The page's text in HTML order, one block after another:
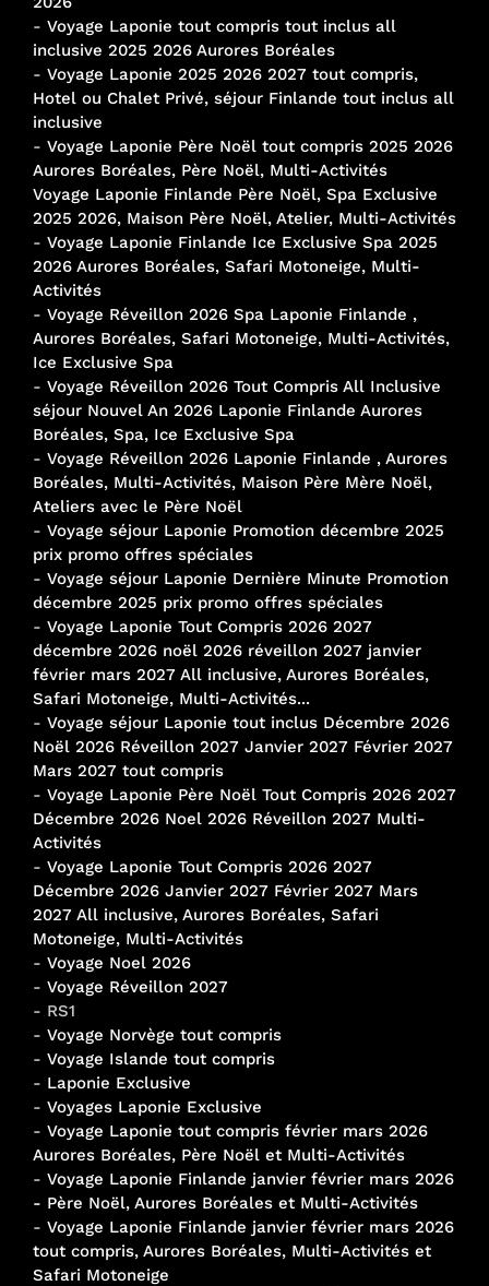
- Voyage Laponie tout compris tout inclus all
inclusive 2025 2026 Aurores Boréales
- Voyage Laponie 2025 2026 2027 tout compris,
Hotel ou Chalet Privé, séjour Finlande tout inclus all
inclusive
- Voyage Laponie Père Noël tout compris 2025 2026
Aurores Boréales, Père Noël, Multi-Activités
Voyage Laponie Finlande Père Noël, Spa Exclusive
2025 2026, Maison Père Noël, Atelier, Multi-Activités
- Voyage Laponie Finlande Ice Exclusive Spa 2025
2026 Aurores Boréales, Safari Motoneige, Multi-
Activités
- Voyage Réveillon 2026 Spa Laponie Finlande ,
Aurores Boréales, Safari Motoneige, Multi-Activités,
Ice Exclusive Spa
- Voyage Réveillon 2026 Tout Compris All Inclusive
séjour Nouvel An 2026 Laponie Finlande Aurores
Boréales, Spa, Ice Exclusive Spa
- Voyage Réveillon 2026 Laponie Finlande , Aurores
Boréales, Multi-Activités, Maison Père Mère Noël,
Ateliers avec le Père Noël
- Voyage séjour Laponie Promotion décembre 2025
prix promo offres spéciales
- Voyage séjour Laponie Dernière Minute Promotion
décembre 2025 prix promo offres spéciales
- Voyage Laponie Tout Compris 2026 2027
décembre 2026 noël 2026 réveillon 2027 janvier
février mars 2027 All inclusive, Aurores Boréales,
Safari Motoneige, Multi-Activités...
- Voyage séjour Laponie tout inclus Décembre 2026
Noël 2026 Réveillon 2027 Janvier 2027 Février 2027
Mars 2027 tout compris
- Voyage Laponie Père Noël Tout Compris 2026 2027
Décembre 2026 Noel 2026 Réveillon 2027 Multi-
Activités
- Voyage Laponie Tout Compris 2026 2027
Décembre 2026 Janvier 2027 Février 2027 Mars
2027 All inclusive, Aurores Boréales, Safari
Motoneige, Multi-Activités
- Voyage Noel 2026
- Voyage Réveillon 2027
- RS1
- Voyage Norvège tout compris
- Voyage Islande tout compris
- Laponie Exclusive
- Voyages Laponie Exclusive
- Voyage Laponie tout compris février mars 2026
Aurores Boréales, Père Noël et Multi-Activités
- Voyage Laponie Finlande janvier février mars 2026
- Père Noël, Aurores Boréales et Multi-Activités
- Voyage Laponie Finlande janvier février mars 2026
tout compris, Aurores Boréales, Multi-Activités et
Safari Motoneige